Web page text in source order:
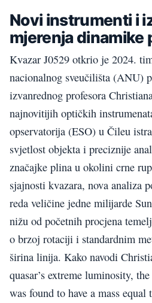
Novi instrumenti i
mjerenja dinamike
Kvazar J0529 otkrio je 2024.
nacionalnog sveučilišta (ANU)
izvanrednog profesora
najnovitijih optičkih
opservatorija (ESO) u Čileu
svjetlost objekta i preciznije
značajke plina u okolini crne
sjajnosti kvazara, nova analiza
reda veličine jedne milijarde
nižu od početnih procjena
o brzoj rotaciji i standardnim
širina linija. Kako navodi
quasar’s extreme luminosity,
was found to have a mass equal